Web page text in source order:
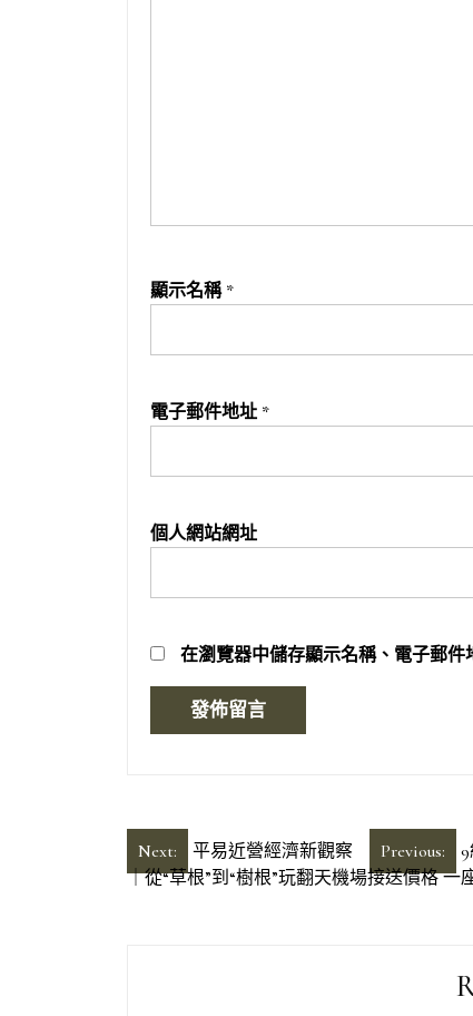
顯示名稱 *
電子郵件地址 *
個人網站網址
在瀏覽器中儲存顯示名稱、電子郵件
文
章
Previous:
Next:
平易近營經濟新觀察
｜從“草根”到“樹根”玩翻天機場接送價格 一